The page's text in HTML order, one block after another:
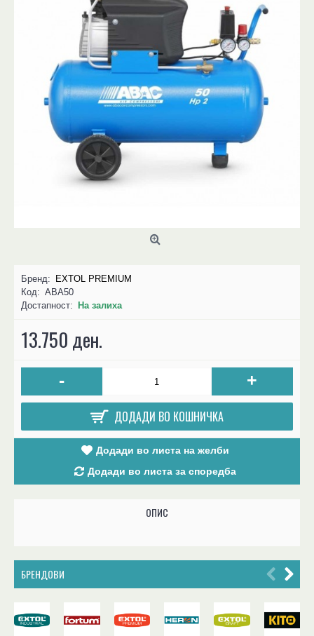
Бренд:
EXTOL PREMIUM
Код: ABA50
Достапност:
На залиха
13.750 ден.
- +
ДОДАДИ ВО КОШНИЧКА
Додади во листа на желби
Додади во листа за споредба
ОПИС
БРЕНДОВИ